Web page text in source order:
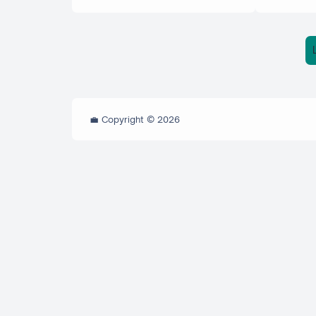
💼 Copyright © 2026